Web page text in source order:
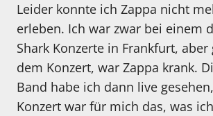
Leider konnte ich Zappa nicht
erleben. Ich war zwar bei einem
Shark Konzerte in Frankfurt, aber
dem Konzert, war Zappa krank.
Band habe ich dann live
Konzert war für mich das, was